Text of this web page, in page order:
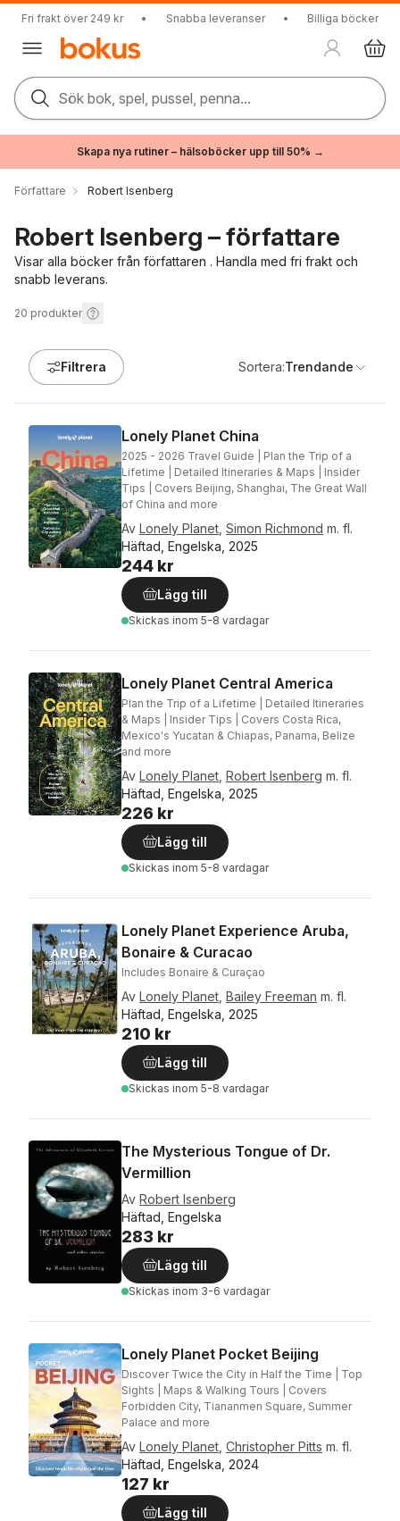
Fri frakt över 249 kr • Snabba leveranser • Billiga böcker
Sök bok, spel, pussel, penna...
Skapa nya rutiner – hälsoböcker upp till 50% →
Författare Robert Isenberg
Robert Isenberg – författare
Visar alla böcker från författaren . Handla med fri frakt och
snabb leverans.
20 produkter
Filtrera Sortera:Trendande
Lonely Planet China
2025 - 2026 Travel Guide | Plan the Trip of a
Lifetime | Detailed Itineraries & Maps | Insider
Tips | Covers Beijing, Shanghai, The Great Wall
of China and more
Av Lonely Planet Simon Richmond m. fl.
Häftad, Engelska, 2025
244 kr
Lägg till
Skickas inom 5-8 vardagar
Lonely Planet Central America
Plan the Trip of a Lifetime | Detailed Itineraries
& Maps | Insider Tips | Covers Costa Rica,
Mexico's Yucatan & Chiapas, Panama, Belize
and more
Av Lonely Planet Robert Isenberg m. fl.
Häftad, Engelska, 2025
226 kr
Lägg till
Skickas inom 5-8 vardagar
Lonely Planet Experience Aruba,
Bonaire & Curacao
Includes Bonaire & Curaçao
Av Lonely Planet Bailey Freeman m. fl.
Häftad, Engelska, 2025
210 kr
Lägg till
Skickas inom 5-8 vardagar
The Mysterious Tongue of Dr.
Vermillion
Av Robert Isenberg
Häftad, Engelska
283 kr
Lägg till
Skickas inom 3-6 vardagar
Lonely Planet Pocket Beijing
Discover Twice the City in Half the Time | Top
Sights | Maps & Walking Tours | Covers
Forbidden City, Tiananmen Square, Summer
Palace and more
Av Lonely Planet Christopher Pitts m. fl.
Häftad, Engelska, 2024
127 kr
Lägg till